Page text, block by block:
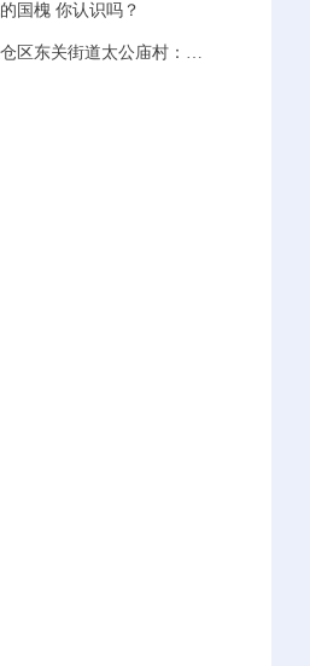
国槐 你认识吗？
《千万工程村村行》陈仓区东关街道太公庙村：党建引领赋能产业 蹚出富民新路径